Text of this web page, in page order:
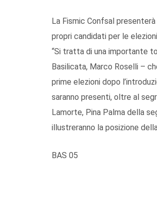
La Fismic Confsal
propri candidati per le
“Si tratta di una importante
Basilicata, Marco Roselli –
prime elezioni dopo
saranno presenti, oltre al
Lamorte, Pina Palma della
illustreranno la posizione
BAS 05